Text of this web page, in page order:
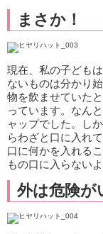
まさか！
現在、私の子ども
ないものは分かり
物を飲ませていた
っています。なん
ャップでした。し
らわざと口に入れ
口に何かを入れる
もの口に入らない
外は危険が